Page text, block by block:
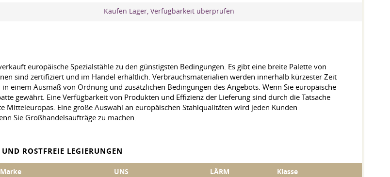
Kaufen Lager, Verfügbarkeit überprüfen
europäische Spezialstähle zu den günstigsten Bedingungen. Es gibt eine breite Palette von
sind zertifiziert und im Handel erhältlich. Verbrauchsmaterialien werden innerhalb kürzester Zeit
einem Ausmaß von Ordnung und zusätzlichen Bedingungen des Angebots. Wenn Sie europäische
gewährt. Eine Verfügbarkeit von Produkten und Effizienz der Lieferung sind durch die Tatsache
Mitteleuropas. Eine große Auswahl an europäischen Stahlqualitäten wird jeden Kunden
Sie Großhandelsaufträge zu machen.
ROSTFREIE LEGIERUNGEN
Marke UNS LÄRM Klasse